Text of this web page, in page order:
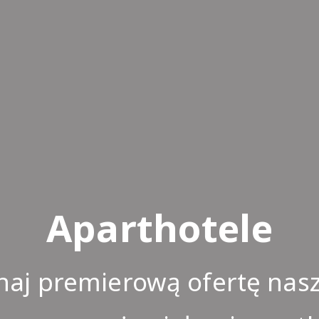
Aparthotele
premierową ofertę